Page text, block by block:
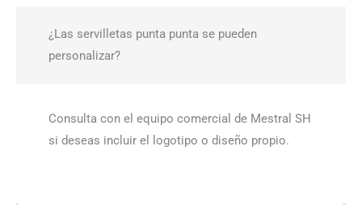
¿Las servilletas punta punta se pueden
personalizar?
Consulta con el equipo comercial de Mestral SH
si deseas incluir el logotipo o diseño propio.